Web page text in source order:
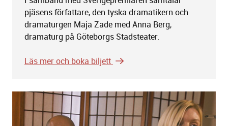
pjäsens författare, den tyska dramatikern och
dramaturgen Maja Zade med Anna Berg,
dramaturg på Göteborgs Stadsteater.
Läs mer och boka biljett